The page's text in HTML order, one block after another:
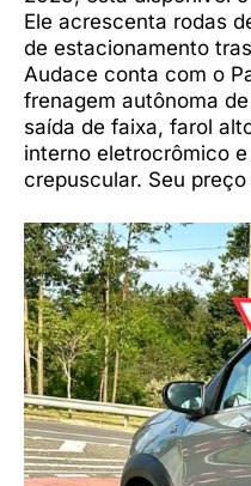
Ele acrescenta rodas
de estacionamento
Audace conta com o
frenagem autônoma
saída de faixa, farol
interno eletrocrômico
crepuscular. Seu